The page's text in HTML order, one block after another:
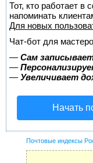
Тот, кто работает в
напоминать
Для новых
Чат-бот для
— Сам
—
— Увеличивает
Начать
Почтовые индексы